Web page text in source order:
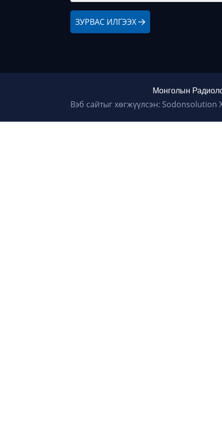
ЗУРВАС ИЛГЭЭХ
Монголын
Вэб сайтыг хөгжүүлсэн: Sodonsolution